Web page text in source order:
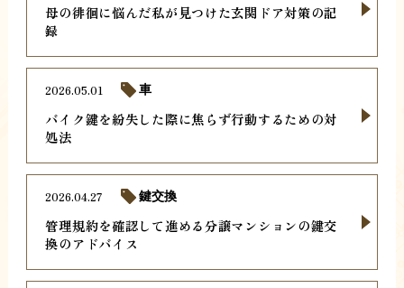
母の徘徊に悩んだ私が見つけた玄関ドア対策の記
録
バイク鍵を紛失した際に焦らず行動するための対
処法
2026.05.01 車
管理規約を確認して進める分譲マンションの鍵交
換のアドバイス
2026.04.27 鍵交換